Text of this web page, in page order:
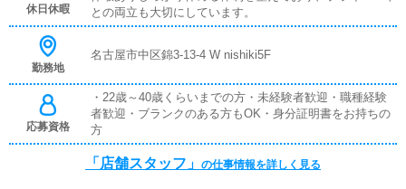
◇ 店内清掃・片付け待合室・トイレなどの清掃、店内の
休日休暇
との両立も大切にしています。
勤務地
名古屋市中区錦3-13-4 W nishiki5F
応募資格
・22歳～40歳くらいまでの方・未経験者歓迎・職種経験
者歓迎・ブランクのある方もOK・身分証明書をお持ちの
方
「店舗スタッフ」 の仕事情報を詳しく見る